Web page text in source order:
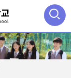
검색
통
합